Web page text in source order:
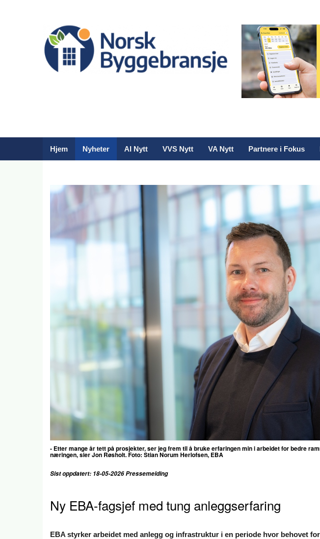
Hjem Nyheter AI Nytt VVS Nytt VA Nytt Partnere i Fokus
- Etter mange år tett på prosjekter, ser jeg frem til å bruke erfaringen min i arbeidet for bedre
næringen, sier Jon Røsholt. Foto: Stian Norum Herlofsen, EBA
Sist oppdatert: 18-05-2026 Pressemelding
Ny EBA-fagsjef med tung anleggserfaring
EBA styrker arbeidet med anlegg og infrastruktur i en periode hvor behovet